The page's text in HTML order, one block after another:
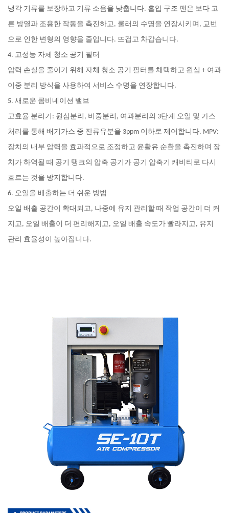
냉각 기류를 보장하고 기류 소음을 낮춥니다. 흡입 구조 팬은 보다 고
른 방열과 조용한 작동을 촉진하고, 쿨러의 수명을 연장시키며, 교번
으로 인한 변형의 영향을 줄입니다. 뜨겁고 차갑습니다.
4. 고성능 자체 청소 공기 필터
압력 손실을 줄이기 위해 자체 청소 공기 필터를 채택하고 원심 + 여과
이중 분리 방식을 사용하여 서비스 수명을 연장합니다.
5. 새로운 콤비네이션 밸브
고효율 분리기: 원심분리, 비중분리, 여과분리의 3단계 오일 및 가스
처리를 통해 배기가스 중 잔류유분을 3ppm 이하로 제어합니다. MPV:
장치의 내부 압력을 효과적으로 조정하고 윤활유 순환을 촉진하며 장
치가 하역될 때 공기 탱크의 압축 공기가 공기 압축기 캐비티로 다시
흐르는 것을 방지합니다.
6. 오일을 배출하는 더 쉬운 방법
오일 배출 공간이 확대되고, 나중에 유지 관리할 때 작업 공간이 더 커
지고, 오일 배출이 더 편리해지고, 오일 배출 속도가 빨라지고, 유지
관리 효율성이 높아집니다.